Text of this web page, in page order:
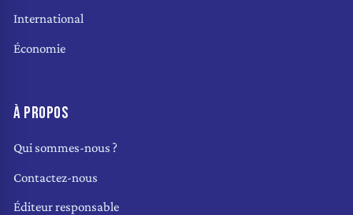
International
Économie
À PROPOS
Qui sommes-nous ?
Contactez-nous
Éditeur responsable